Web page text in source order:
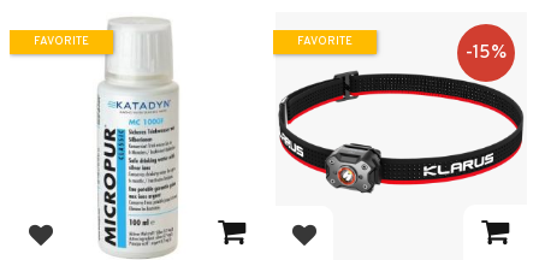
Add to favorites
FAVORITE
Add to favorites
15%
FAVORITE